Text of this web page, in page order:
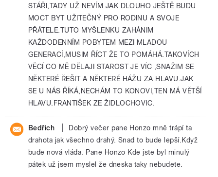
STÁŘI,TADY UŽ NEVÍM JAK DLOUHO JEŠTĚ BUDU
MOCT BYT UŽITEČNÝ PRO RODINU A SVOJE
PŘÁTELE.TUTO MYŠLENKU ZAHÁNIM
KAŽDODENNÍM POBYTEM MEZI MLADOU
GENERACÍ,MUSIM ŘÍCT ŽE TO POMÁHÁ.TAKOVÍCH
VĚCÍ CO MĚ DĚLAJI STAROST JE VÍC ,SNAŽIM SE
NĚKTERÉ ŘEŠIT A NĚKTERÉ HÁŽU ZA HLAVU.JAK
SE U NÁS ŘÍKÁ,NECHÁM TO KONOVI,TEN MÁ VĚTŠÍ
HLAVU.FRANTIŠEK ZE ŽIDLOCHOVIC.
Bedřich
Dobrý večer pane Honzo mně trápí ta
drahota jak všechno drahý. Snad to bude lepší.Když
bude nová vláda. Pane Honzo Kde jste byl minulý
pátek už jsem myslel že dneska taky nebudete.